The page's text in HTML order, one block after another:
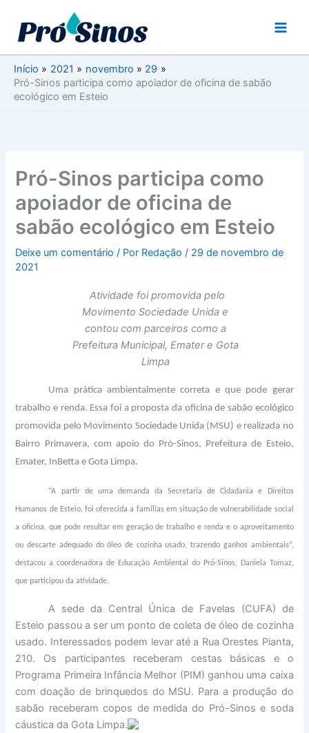
conteúdo
Início
2021 novembro
29
Pró-Sinos participa como apoiador de oficina de sabão
ecológico em Esteio
Pró-Sinos participa como
apoiador de oficina de
sabão ecológico em Esteio
Deixe um comentário / Por Redação/ 29 de novembro de
2021
Atividade foi promovida pelo
Movimento Sociedade Unida e
contou com parceiros como a
Prefeitura Municipal, Emater e Gota
Limpa
Uma prática ambientalmente correta e que pode gerar
trabalho e renda. Essa foi a proposta da oficina de sabão ecológico
promovida pelo Movimento Sociedade Unida (MSU) e realizada no
Bairro Primavera, com apoio do Pró-Sinos, Prefeitura de Esteio,
Emater, InBetta e Gota Limpa.
“A partir de uma demanda da Secretaria de Cidadania e Direitos
Humanos de Esteio, foi oferecida a famílias em situação de vulnerabilidade social
a oficina, que pode resultar em geração de trabalho e renda e o aproveitamento
ou descarte adequado do óleo de cozinha usado, trazendo ganhos ambientais”,
destacou a coordenadora de Educação Ambiental do Pró-Sinos, Daniela Tomaz,
que participou da atividade.
A sede da Central Única de Favelas (CUFA) de
Esteio passou a ser um ponto de coleta de óleo de cozinha
usado. Interessados podem levar até a Rua Orestes Pianta,
210. Os participantes receberam cestas básicas e o
Programa Primeira Infância Melhor (PIM) ganhou uma caixa
com doação de brinquedos do MSU. Para a produção do
sabão receberam copos de medida do Pró-Sinos e soda
cáustica da Gota Limpa.